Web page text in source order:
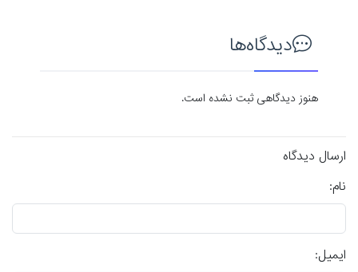
دیدگاه‌ها
هنوز دیدگاهی ثبت نشده است.
ارسال دیدگاه
نام:
ایمیل: